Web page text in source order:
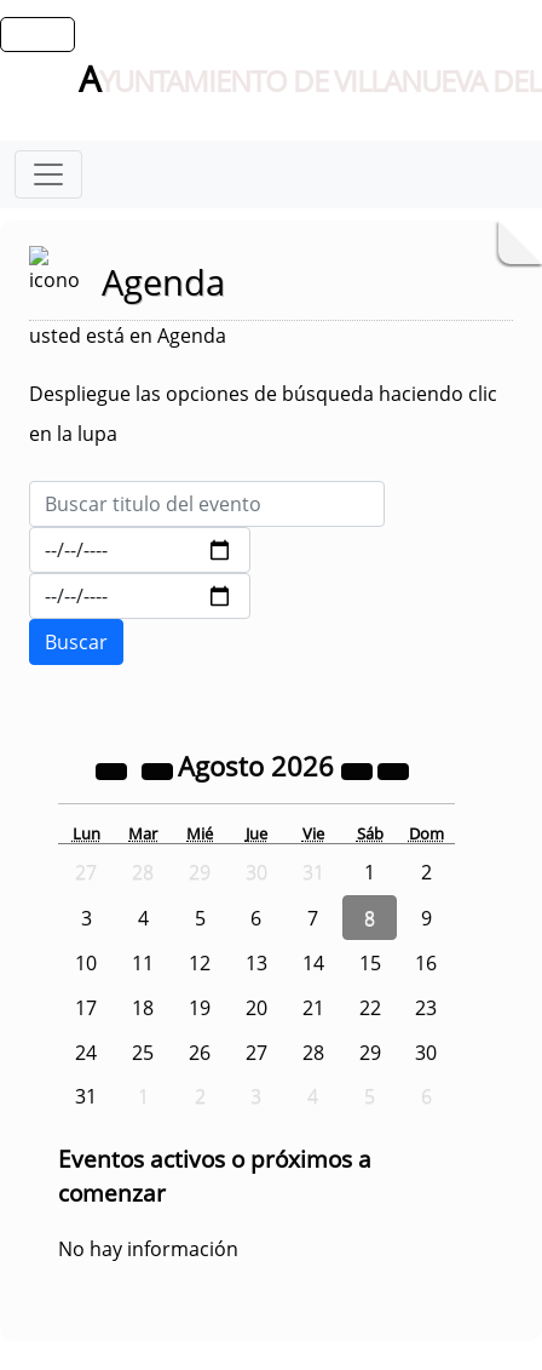
AYUNTAMIENTO DE VILLANUEVA
Agenda
usted está en Agenda
Despliegue las opciones de búsqueda haciendo clic
en la lupa
Agosto 2026
Lun Mar Mié Jue Vie Sáb Dom
27 28 29 30 31 1
2
3
4 5 6 7 8
9
10
11 12 13 14 15
16
17
18 19 20 21 22
23
24
25 26 27 28 29
30
31
1 2 3 4 5 6
Eventos activos o próximos a
comenzar
No hay información